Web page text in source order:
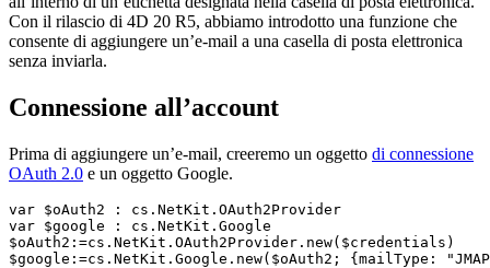
Con il rilascio di 4D 20 R5, abbiamo introdotto una funzione che
consente di aggiungere un’e-mail a una casella di posta elettronica
senza inviarla.
Connessione all’account
Prima di aggiungere un’e-mail, creeremo un oggetto di connessione
OAuth 2.0 e un oggetto Google.
var $oAuth2 : cs .NetKit .OAuth2Provider
var $google : cs .NetKit .Google
$oAuth2 :=cs .NetKit .OAuth2Provider .new( $credentials
$google :=cs .NetKit .Google .new( $oAuth2 ; {mailType: